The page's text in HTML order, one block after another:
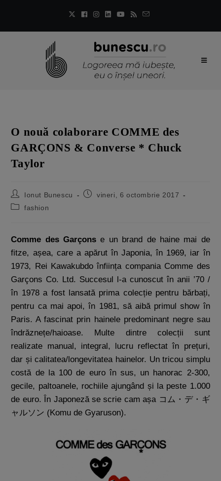
O nouă colaborare COMME des
GARÇONS & Converse * Chuck
Taylor
Ionut Bunescu
vineri, 6 octombrie 2017
fashion
Comme des Garçons e un brand de haine mai de
fitze, așea, care a apărut în Japonia, în 1969, iar în
1973, Rei Kawakubdo înființa compania Comme des
Garçons Co. Ltd. Succesul l-a cunoscut în anii ’70 /
în 1978 a fost lansată prima colecție pentru bărbați,
pentru ca mai apoi, în 1981, să aibă primul show în
Paris. A fascinat prin hainele predominant negre sau
îndrăznețe/haioase. Multe dintre colecții sunt
realizate manual, integral, lucru reflectat în prețuri,
dar și calitatea/longevitatea hainelor. Un tricou simplu
costă de la 100 de euro în sus, un hanorac 2-300,
gecile, paltoanele, rochiile ajungând și la peste 1.000
de euro. În Japoneză se scrie cam așa コム・デ・ギ
ャルソン (Komu de Gyaruson).